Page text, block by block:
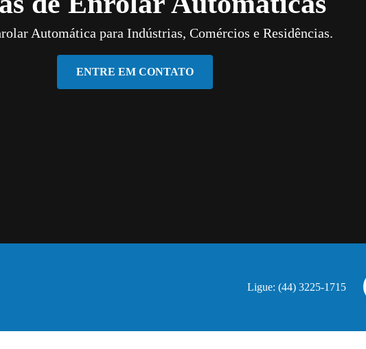
Automática para Indústrias, Comércios e Residências.
ENTRE EM CONTATO
Ligue: (44) 3225-1715